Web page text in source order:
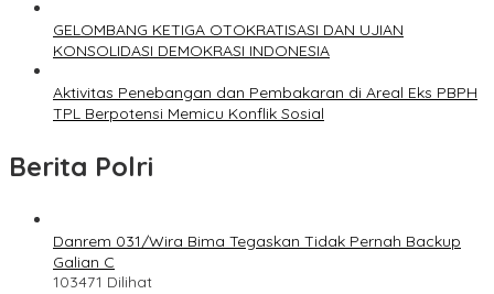
GELOMBANG KETIGA OTOKRATISASI DAN UJIAN
KONSOLIDASI DEMOKRASI INDONESIA
Aktivitas Penebangan dan Pembakaran di Areal Eks PBPH
TPL Berpotensi Memicu Konflik Sosial
Berita Polri
Danrem 031/Wira Bima Tegaskan Tidak Pernah Backup
Galian C
103471 Dilihat